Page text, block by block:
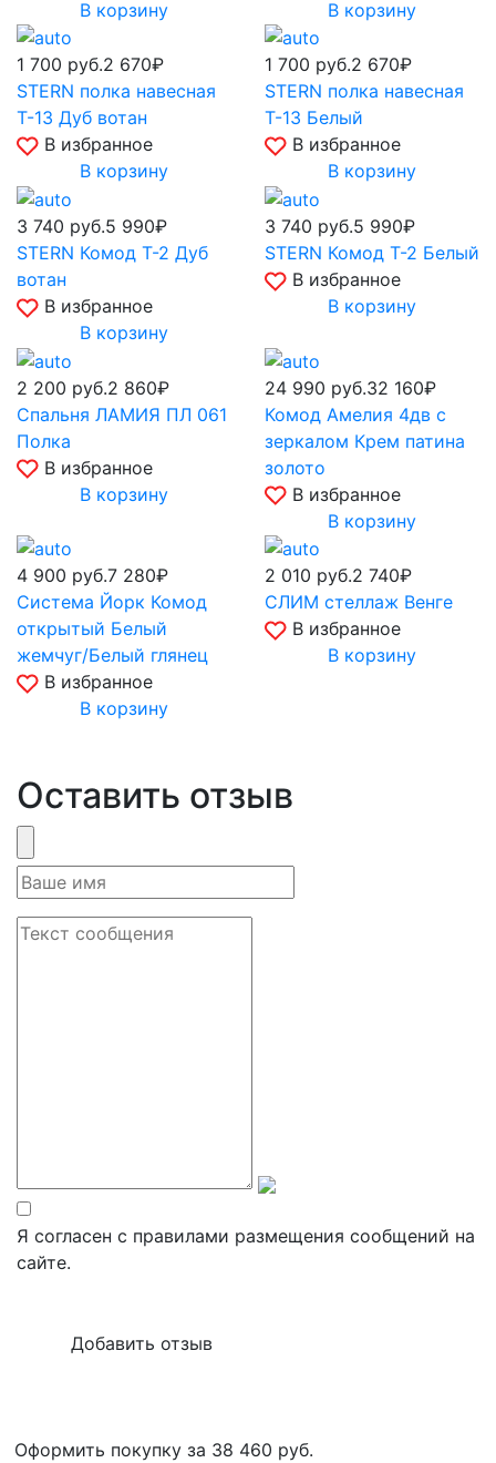
В корзину В корзину
1 700 руб.2 670₽
STERN полка навесная
Т-13 Дуб вотан
В избранное
В корзину
1 700 руб.2 670₽
STERN полка навесная
Т-13 Белый
В избранное
В корзину
3 740 руб.5 990₽
STERN Комод Т-2 Дуб
вотан
В избранное
В корзину
3 740 руб.5 990₽
STERN Комод Т-2 Белый
В избранное
В корзину
2 200 руб.2 860₽
Спальня ЛАМИЯ ПЛ 061
Полка
В избранное
В корзину
24 990 руб.32 160₽
Комод Амелия 4дв с
зеркалом Крем патина
золото
В избранное
В корзину
4 900 руб.7 280₽
Система Йорк Комод
открытый Белый
жемчуг/Белый глянец
В избранное
В корзину
2 010 руб.2 740₽
СЛИМ стеллаж Венге
В избранное
В корзину
Оставить отзыв
Я согласен с правилами размещения сообщений на
сайте.
Оформить покупку за 38 460 руб.